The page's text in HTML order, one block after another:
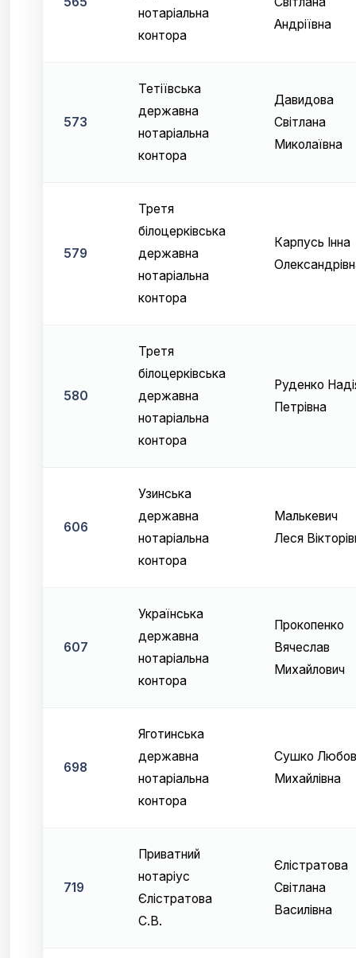
нотаріальна
контора
Андріївна
573
Тетіївська
державна
нотаріальна
контора
Давидова
Світлана
Миколаївна
579
Третя
білоцерківська
державна
нотаріальна
контора
Карпусь Інна
580
Третя
білоцерківська
державна
нотаріальна
контора
Руденко
Петрівна
606
Узинська
державна
нотаріальна
контора
Малькевич
Леся
607
Українська
державна
нотаріальна
контора
Прокопенко
Вячеслав
Михайлович
698
Яготинська
державна
нотаріальна
контора
Сушко Любов
Михайлівна
719
Приватний
нотаріус
Єлістратова
С.В.
Єлістратова
Світлана
Василівна